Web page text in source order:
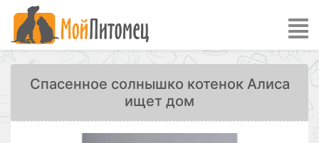
Спасенное солнышко котенок Алиса
ищет дом